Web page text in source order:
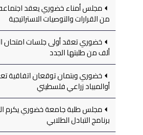
مجلس أمناء خضوري يعقد اجتماعه
من القرارات والتوصيات الاستراتيجية
خضوري تعقد أولى جلسات امتحان
ألف من طلبتها الجدد
خضوري وبتمان توقعان اتفاقية
أوالمبياد زراعي فلسطيني
مجلس طلبة جامعة خضوري يكرم
برنامج التبادل الطلابي